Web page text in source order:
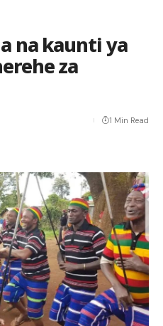
na kaunti ya
za
1 Min Read